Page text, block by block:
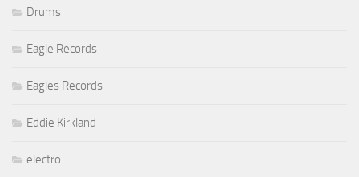
Drums
Eagle Records
Eagles Records
Eddie Kirkland
electro